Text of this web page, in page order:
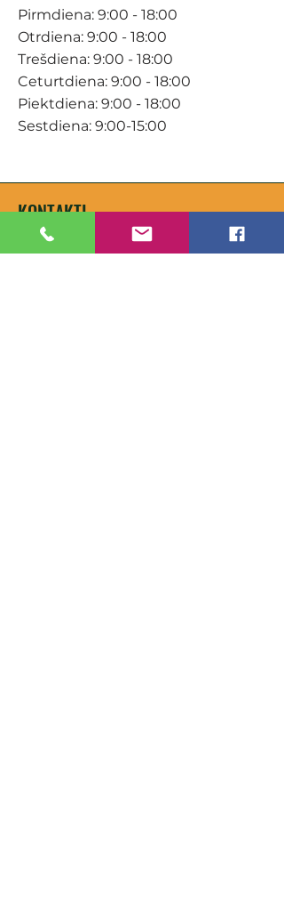
Pirmdiena: 9:00 - 18:00
Otrdiena: 9:00 - 18:00
Trešdiena: 9:00 - 18:00
Ceturtdiena: 9:00 - 18:00
Piektdiena: 9:00 - 18:00
Sestdiena: 9:00-15:00
KONTAKTI
Veikals / E-veikals